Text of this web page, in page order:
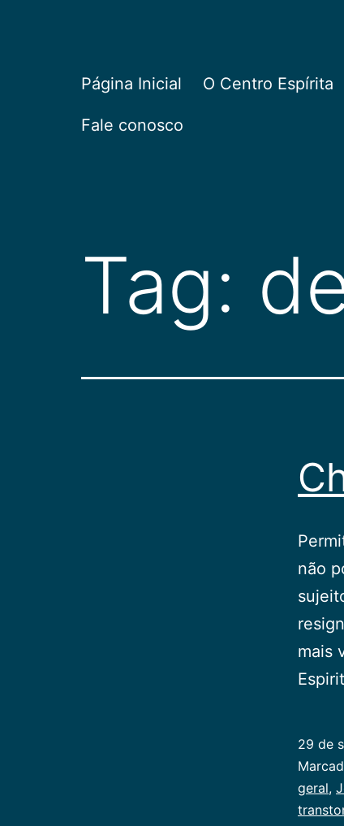
CEPAC
Página Inicial O Centro Espírita
Fale conosco
Tag:
não
mais
29 de
como
geral,